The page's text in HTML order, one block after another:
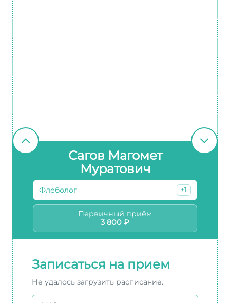
Сагов Магомет
Муратович
Флеболог +1
Первичный приём
3 800 ₽
Записаться на прием
Не удалось загрузить расписание.